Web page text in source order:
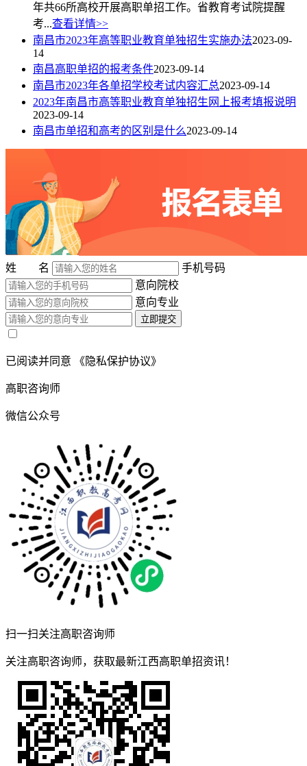
年共66所高校开展高职单招工作。省教育考试院提醒
考...查看详情>>
南昌市2023年高等职业教育单独招生实施办法2023-09-
14
南昌高职单招的报考条件2023-09-14
南昌市2023年各单招学校考试内容汇总2023-09-14
2023年南昌市高等职业教育单独招生网上报考填报说明
2023-09-14
南昌市单招和高考的区别是什么2023-09-14
姓 名
手机号码
意向院校
意向专业
立即提交
已阅读并同意 《隐私保护协议》
高职咨询师
微信公众号
扫一扫关注高职咨询师
关注高职咨询师，获取最新江西高职单招资讯！